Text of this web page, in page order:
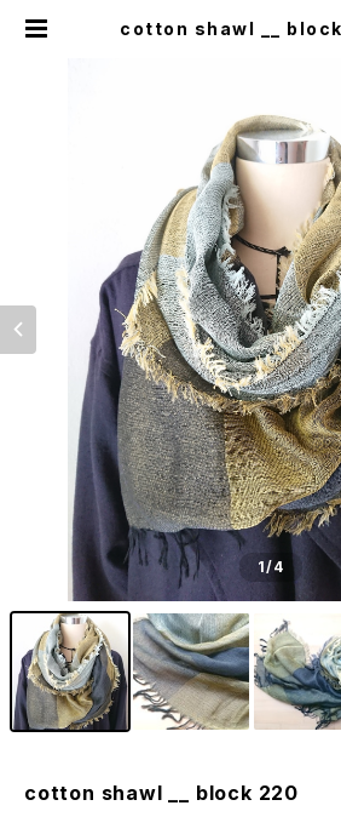
cotton shawl __
1/4
cotton shawl __ block 220